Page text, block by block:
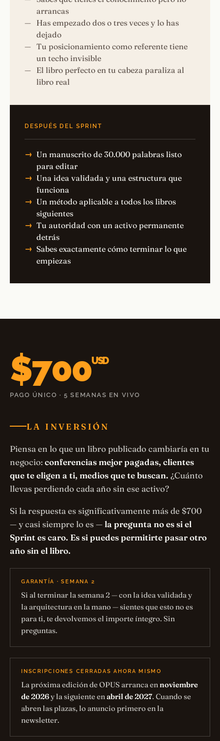
arrancas
Has empezado dos o tres veces y lo has
dejado
Tu posicionamiento como referente tiene
un techo invisible
El libro perfecto en tu cabeza paraliza al
libro real
DESPUÉS DEL SPRINT
Un manuscrito de 30.000 palabras listo
para editar
Una idea validada y una estructura que
funciona
Un método aplicable a todos los libros
siguientes
Tu autoridad con un activo permanente
detrás
Sabes exactamente cómo terminar lo que
empiezas
$700USD
PAGO ÚNICO · 5 SEMANAS EN VIVO
LA INVERSIÓN
Piensa en lo que un libro publicado cambiaría en tu
negocio:conferencias mejor pagadas, clientes
que te eligen a ti, medios que te buscan. ¿Cuánto
llevas perdiendo cada año sin ese activo?
Si la respuesta es significativamente más de $700
— y casi siempre lo es —la pregunta no es si el
Sprint es caro. Es si puedes permitirte pasar otro
año sin el libro.
GARANTÍA · SEMANA 2
Si al terminar la semana 2 — con la idea validada y
la arquitectura en la mano — sientes que esto no es
para ti, te devolvemos el importe íntegro. Sin
preguntas.
INSCRIPCIONES CERRADAS AHORA MISMO
La próxima edición de OPUS arranca en noviembre
de 2026y la siguiente en abril de 2027. Cuando se
abren las plazas, lo anuncio primero en la
newsletter.